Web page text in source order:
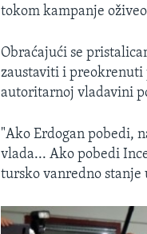
tokom kampanje
Obraćajući se
zaustaviti i preokrenuti
autoritarnoj vladavini
"Ako Erdogan pobedi,
vlada... Ako pobedi
tursko vanredno stanje